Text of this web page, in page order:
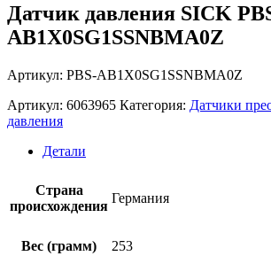
Датчик давления SICK
AB1X0SG1SSNBMA0Z
Артикул: PBS-AB1X0SG1SSNBMA0Z
Артикул: 6063965 Категория: Датчики
давления
Детали
Страна
происхождения
Германия
Вес (грамм) 253